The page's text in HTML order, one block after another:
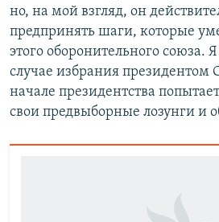
но, на мой взгляд, он
предпринять шаги, которые
этого оборонительного союза.
случае избрания
начале президентства
свои предвыборные лозунги и